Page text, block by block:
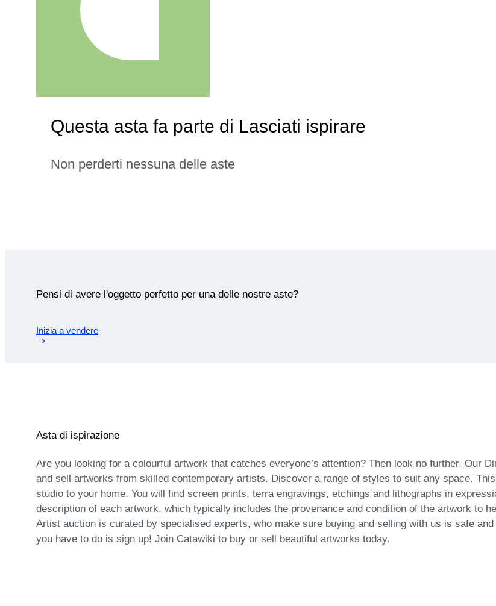
Questa asta fa parte di Lasciati ispirare
Non perderti nessuna delle aste
Pensi di avere l'oggetto perfetto per una delle nostre aste?
Inizia a vendere
Asta di ispirazione
Are you looking for a colourful artwork that catches everyone’s attention? Then look no further. Our
and sell artworks from skilled contemporary artists. Discover a range of styles to suit any space.
studio to your home. You will find screen prints, terra engravings, etchings and lithographs in
description of each artwork, which typically includes the provenance and condition of the artwork to
Artist auction is curated by specialised experts, who make sure buying and selling with us is safe
you have to do is sign up! Join Catawiki to buy or sell beautiful artworks today.